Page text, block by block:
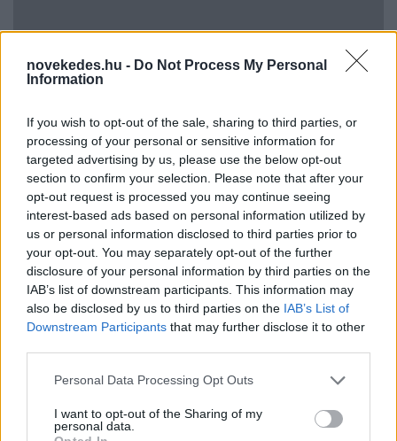
novekedes.hu - Do Not Process My Personal
Information
If you wish to opt-out of the sale, sharing to third parties, or
processing of your personal or sensitive information for
targeted advertising by us, please use the below opt-out
section to confirm your selection. Please note that after your
opt-out request is processed you may continue seeing
interest-based ads based on personal information utilized by
us or personal information disclosed to third parties prior to
your opt-out. You may separately opt-out of the further
disclosure of your personal information by third parties on the
IAB’s list of downstream participants. This information may
also be disclosed by us to third parties on the IAB’s List of
Downstream Participants that may further disclose it to other
Please note that this website/app uses one or more Google
not limited to your visit or usage behaviour. You may click to
grant or deny consent to Google and its third-party tags to
Personal Data Processing Opt Outs
I want to opt-out of the Sharing of my
personal data.
Berobban Budapest egyik nagy gazdasági
motorja - így profitál belőle a gazdaság
ELEMZÉSEK egy órája
Gazdasági összeomlásra számít Trump
Iránban
HÍREK 2 órája